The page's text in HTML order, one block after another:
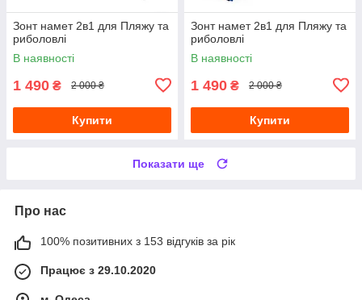
Зонт намет 2в1 для Пляжу та
риболовлі
В наявності
1 490 ₴ 2 000 ₴
Купити
Зонт намет 2в1 для Пляжу та
риболовлі
В наявності
1 490 ₴ 2 000 ₴
Купити
Показати ще
Про нас
100% позитивних з 153 відгуків за рік
Працює з 29.10.2020